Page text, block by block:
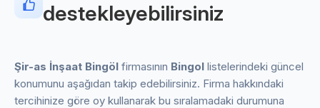
destekleyebilirsiniz
Şir-as İnşaat Bingöl firmasının Bingol listelerindeki güncel
konumunu aşağıdan takip edebilirsiniz. Firma hakkındaki
tercihinize göre oy kullanarak bu sıralamadaki durumuna